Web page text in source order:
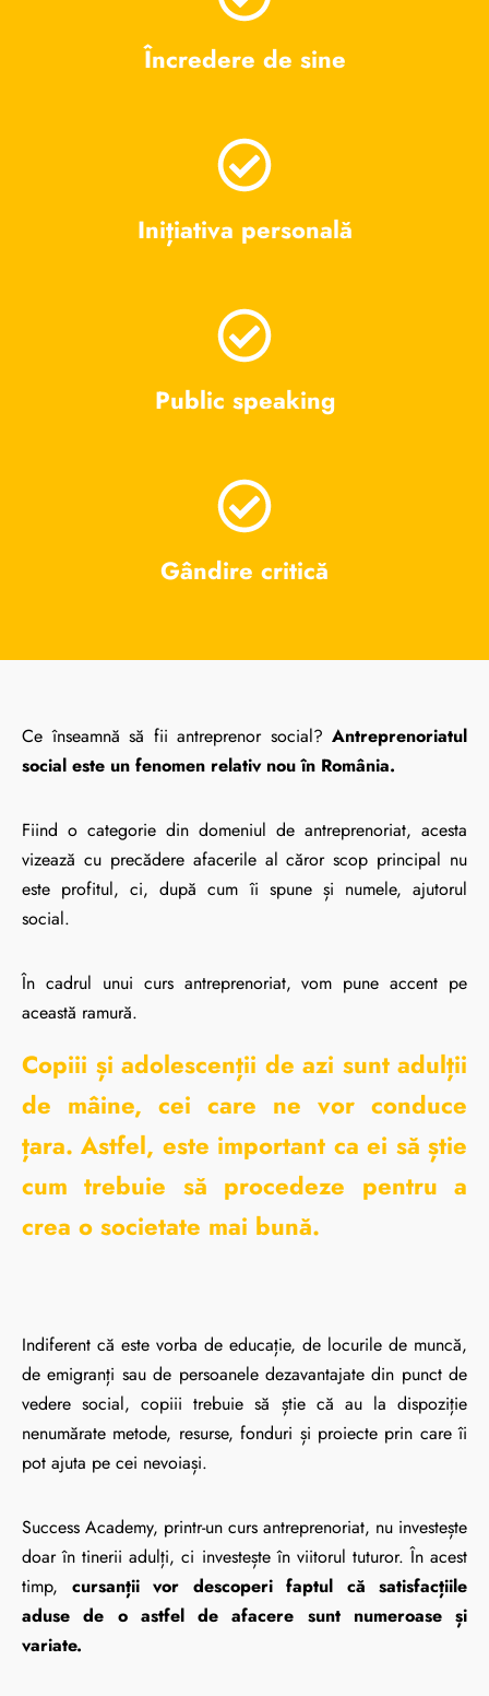
Încredere de sine
Inițiativa personală
Public speaking
Gândire critică
Ce înseamnă să fii antreprenor social? Antreprenoriatul
social este un fenomen relativ nou în România.
Fiind o categorie din domeniul de antreprenoriat, acesta
vizează cu precădere afacerile al căror scop principal nu
este profitul, ci, după cum îi spune și numele, ajutorul
social.
În cadrul unui curs antreprenoriat, vom pune accent pe
această ramură.
Copiii și adolescenții de azi sunt adulții
de mâine, cei care ne vor conduce
țara. Astfel, este important ca ei să știe
cum trebuie să procedeze pentru a
crea o societate mai bună.
Indiferent că este vorba de educație, de locurile de muncă,
de emigranți sau de persoanele dezavantajate din punct de
vedere social, copiii trebuie să știe că au la dispoziție
nenumărate metode, resurse, fonduri și proiecte prin care îi
pot ajuta pe cei nevoiași.
Success Academy, printr-un curs antreprenoriat, nu investește
doar în tinerii adulți, ci investește în viitorul tuturor. În acest
timp, cursanții vor descoperi faptul că satisfacțiile
aduse de o astfel de afacere sunt numeroase și
variate.